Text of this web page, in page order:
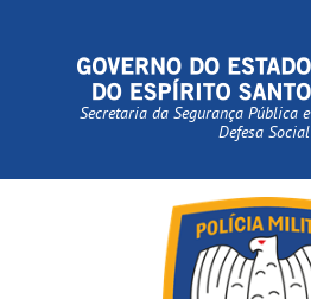
Secretaria da Segurança Pública e
Defesa Social